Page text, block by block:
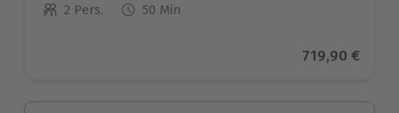
Anzahl der Teilnehmer
2 Pers. 50 Min
Aktueller
719,90 €